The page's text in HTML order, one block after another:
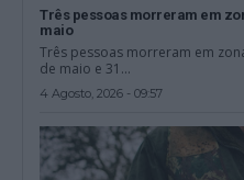
Três pessoas morreram em
maio
Três pessoas morreram em
de maio e 31...
4 Agosto, 2026 - 09:57